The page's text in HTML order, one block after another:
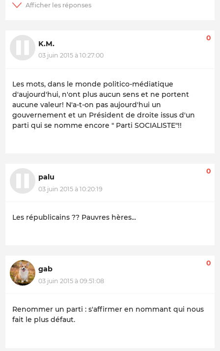
K.M.
03 juin 2015 à 10:27:00
0
Les mots, dans le monde politico-médiatique
d'aujourd'hui, n'ont plus aucun sens et ne portent
aucune valeur! N'a-t-on pas aujourd'hui un
gouvernement et un Président de droite issus d'un
parti qui se nomme encore " Parti SOCIALISTE"!!
palu
03 juin 2015 à 10:20:19
0
Les républicains ?? Pauvres hères...
gab
03 juin 2015 à 09:51:08
0
Renommer un parti : s'affirmer en nommant qui nous
fait le plus défaut.